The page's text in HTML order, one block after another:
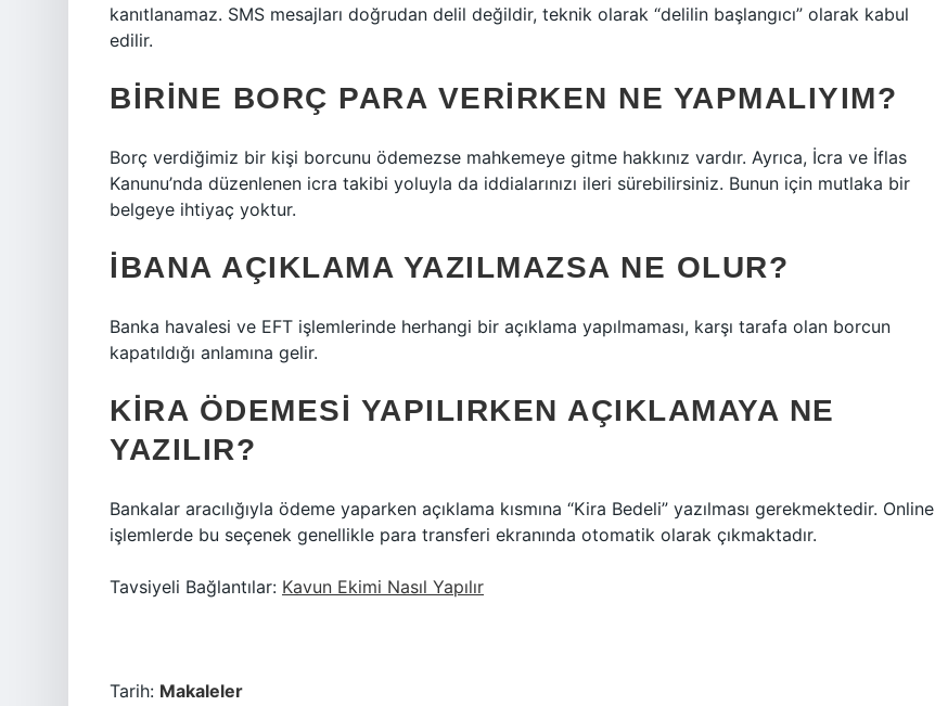
kanıtlanamaz. SMS mesajları doğrudan delil değildir, teknik olarak “delilin başlangıcı” olarak kabul
edilir.
BIRINE BORÇ PARA VERIRKEN NE YAPMALIYIM?
Borç verdiğimiz bir kişi borcunu ödemezse mahkemeye gitme hakkınız vardır. Ayrıca, İcra ve İflas
Kanunu’nda düzenlenen icra takibi yoluyla da iddialarınızı ileri sürebilirsiniz. Bunun için mutlaka bir
belgeye ihtiyaç yoktur.
İBANA AÇIKLAMA YAZILMAZSA NE OLUR?
Banka havalesi ve EFT işlemlerinde herhangi bir açıklama yapılmaması, karşı tarafa olan borcun
kapatıldığı anlamına gelir.
KIRA ÖDEMESI YAPILIRKEN AÇIKLAMAYA NE
YAZILIR?
Bankalar aracılığıyla ödeme yaparken açıklama kısmına “Kira Bedeli” yazılması gerekmektedir. Online
işlemlerde bu seçenek genellikle para transferi ekranında otomatik olarak çıkmaktadır.
Tavsiyeli Bağlantılar: Kavun Ekimi Nasıl Yapılır
Tarih: Makaleler